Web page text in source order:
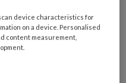
device characteristics for
on a device. Personalised
content measurement,